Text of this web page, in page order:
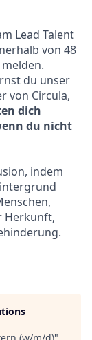
Lead Talent
von 48
du unser
von Circula,
dich
du nicht
indem
Herkunft,